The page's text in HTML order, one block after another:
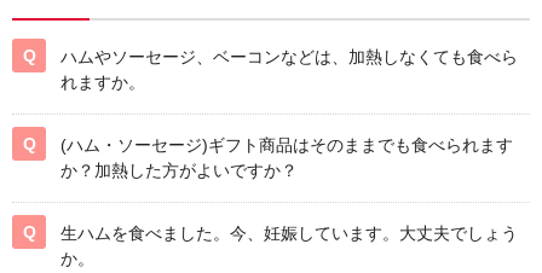
ハムやソーセージ、ベーコンなどは、加熱しなくても食べら
れますか。
(ハム・ソーセージ)ギフト商品はそのままでも食べられます
か？加熱した方がよいですか？
生ハムを食べました。今、妊娠しています。大丈夫でしょう
か。